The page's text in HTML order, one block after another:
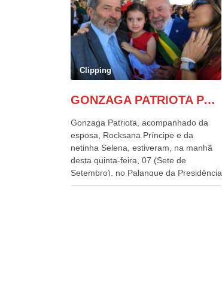
Clipping
GONZAGA PATRIOTA PARTICIPA DO DESFILE DA INDEPENDÊNCIA NO PALANQUE DA PRESIDÊNCIA DA REPÚBLICA E É ABRAÇADO POR LULA E POR GERALDO ALCKMIN.
Gonzaga Patriota, acompanhado da
esposa, Rocksana Príncipe e da
netinha Selena, estiveram, na manhã
desta quinta-feira, 07 (Sete de
Setembro), no Palanque da Presidência
da República, onde foram abraçados